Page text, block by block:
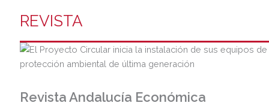
REVISTA
Revista Andalucía Económica